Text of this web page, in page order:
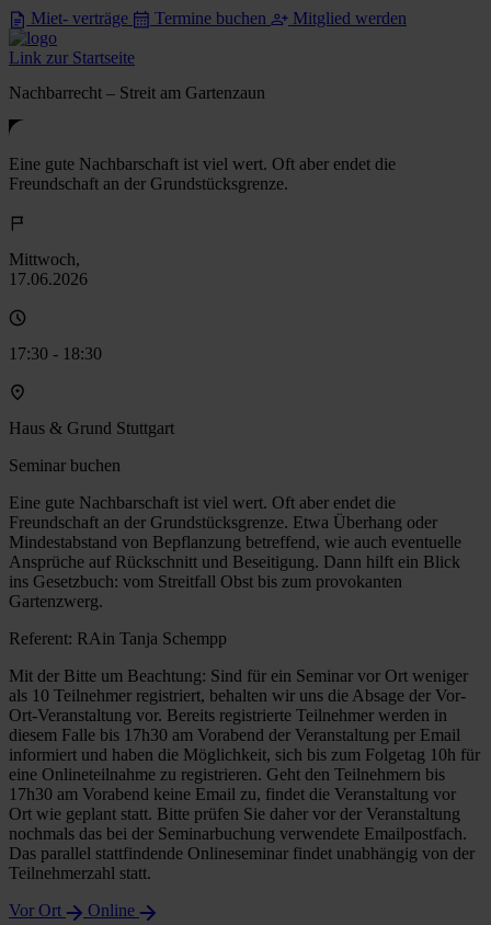
Miet- verträge Termine buchen Mitglied werden
Link zur Startseite
Nachbarrecht – Streit am Gartenzaun
Eine gute Nachbarschaft ist viel wert. Oft aber endet die
Freundschaft an der Grundstücksgrenze.
Mittwoch,
17.06.2026
17:30 - 18:30
Haus & Grund Stuttgart
Seminar buchen
Eine gute Nachbarschaft ist viel wert. Oft aber endet die
Freundschaft an der Grundstücksgrenze. Etwa Überhang oder
Mindestabstand von Bepflanzung betreffend, wie auch eventuelle
Ansprüche auf Rückschnitt und Beseitigung. Dann hilft ein Blick
ins Gesetzbuch: vom Streitfall Obst bis zum provokanten
Gartenzwerg.
Referent: RAin Tanja Schempp
Mit der Bitte um Beachtung: Sind für ein Seminar vor Ort weniger
als 10 Teilnehmer registriert, behalten wir uns die Absage der Vor-
Ort-Veranstaltung vor. Bereits registrierte Teilnehmer werden in
diesem Falle bis 17h30 am Vorabend der Veranstaltung per Email
informiert und haben die Möglichkeit, sich bis zum Folgetag 10h für
eine Onlineteilnahme zu registrieren. Geht den Teilnehmern bis
17h30 am Vorabend keine Email zu, findet die Veranstaltung vor
Ort wie geplant statt. Bitte prüfen Sie daher vor der Veranstaltung
nochmals das bei der Seminarbuchung verwendete Emailpostfach.
Das parallel stattfindende Onlineseminar findet unabhängig von der
Teilnehmerzahl statt.
Vor Ort
Online